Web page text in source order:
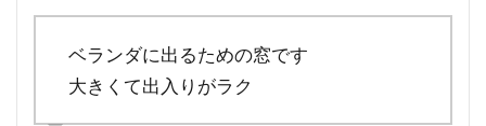
ベランダに出るための窓です
大きくて出入りがラク